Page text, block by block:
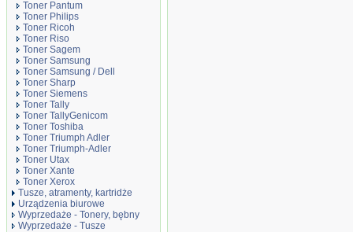
Toner Pantum
Toner Philips
Toner Ricoh
Toner Riso
Toner Sagem
Toner Samsung
Toner Samsung / Dell
Toner Sharp
Toner Siemens
Toner Tally
Toner TallyGenicom
Toner Toshiba
Toner Triumph Adler
Toner Triumph-Adler
Toner Utax
Toner Xante
Toner Xerox
Tusze, atramenty, kartridże
Urządzenia biurowe
Wyprzedaże - Tonery, bębny
Wyprzedaże - Tusze